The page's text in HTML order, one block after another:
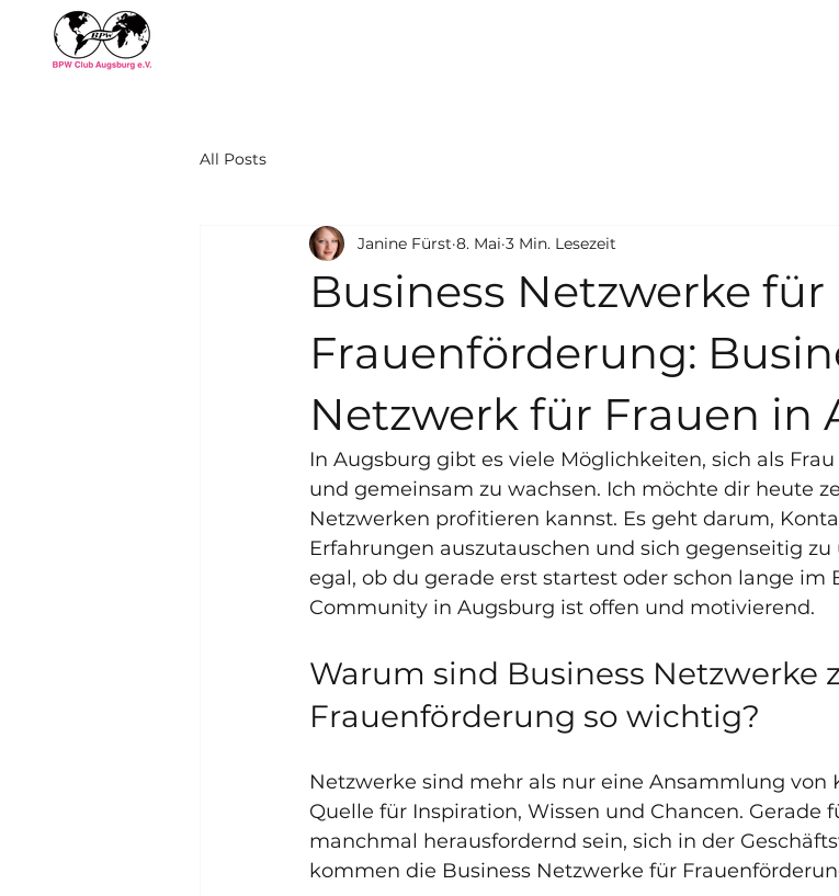
All Posts
Business Netzwerke für
Frauenförderung:
Netzwerk für Frauen in
Janine Fürst 8. Mai 3 Min. Lesezeit
In Augsburg gibt es viele Möglichkeiten, sich als
und gemeinsam zu wachsen. Ich möchte dir heute
Netzwerken profitieren kannst. Es geht darum,
Erfahrungen auszutauschen und sich gegenseitig
egal, ob du gerade erst startest oder schon lange im
Community in Augsburg ist offen und motivierend.
Warum sind Business Netzwerke
Frauenförderung so wichtig?
Netzwerke sind mehr als nur eine Ansammlung von
Quelle für Inspiration, Wissen und Chancen. Gerade
manchmal herausfordernd sein, sich in der
kommen die Business Netzwerke für